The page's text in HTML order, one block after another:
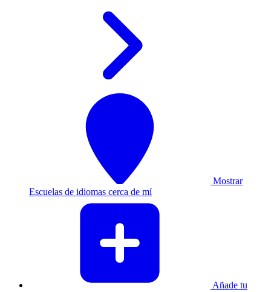
Mostrar
Escuelas de idiomas cerca de mí
Añade tu